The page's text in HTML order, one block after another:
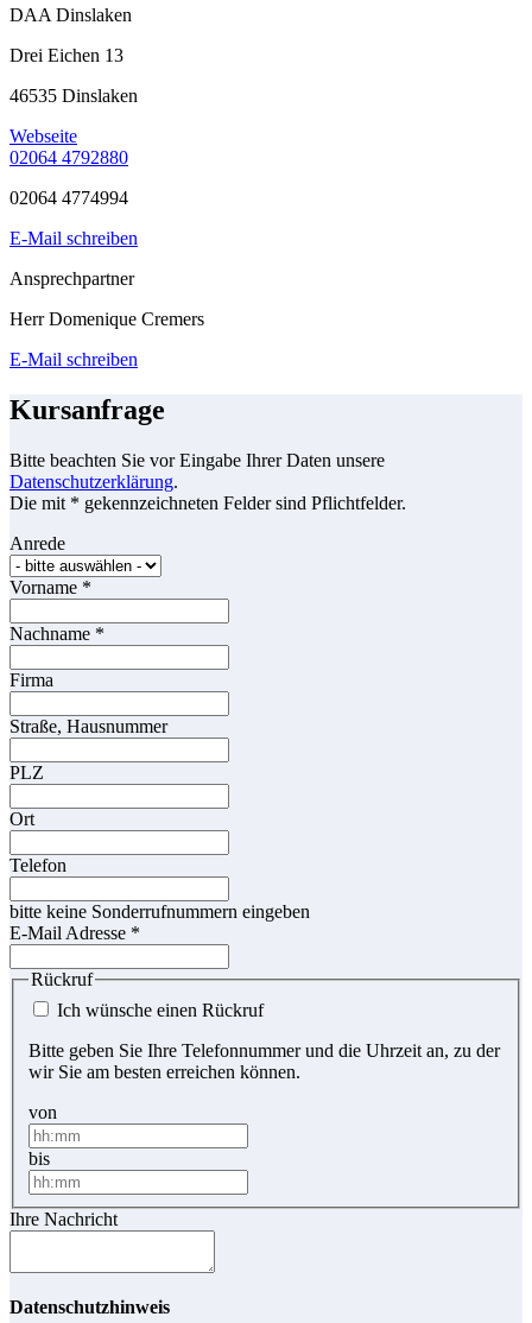
DAA Dinslaken
Drei Eichen 13
46535 Dinslaken
Webseite
02064 4792880
02064 4774994
E-Mail schreiben
Ansprechpartner
Herr Domenique Cremers
E-Mail schreiben
Kursanfrage
Bitte beachten Sie vor Eingabe Ihrer Daten unsere
Datenschutzerklärung.
Die mit * gekennzeichneten Felder sind Pflichtfelder.
Anrede
Vorname *
Nachname *
Firma
Straße, Hausnummer
PLZ
Ort
Telefon
bitte keine Sonderrufnummern eingeben
E-Mail Adresse *
Rückruf
Ich wünsche einen Rückruf
Bitte geben Sie Ihre Telefonnummer und die Uhrzeit an, zu der
wir Sie am besten erreichen können.
von
bis
Ihre Nachricht
Datenschutzhinweis